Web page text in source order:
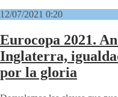
12/07/2021 0:20
Eurocopa 2021.
Inglaterra,
por la gloria